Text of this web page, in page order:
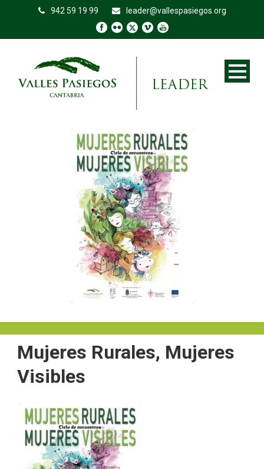
942 59 19 99 leader@vallespasiegos.org
Mujeres Rurales, Mujeres
Visibles